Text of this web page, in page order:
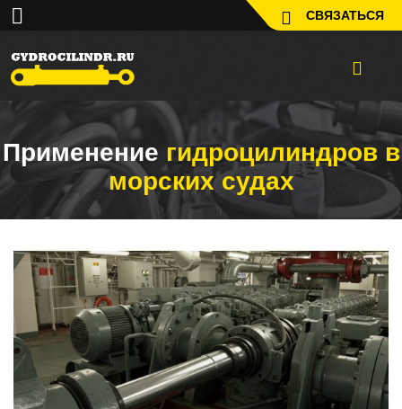
СВЯЗАТЬСЯ
Применение гидроцилиндров в
морских судах